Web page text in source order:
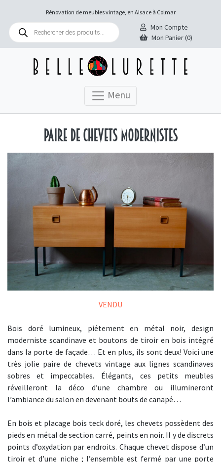
Rénovation de meubles vintage, en Alsace à Colmar
Recherche
produits
Mon Compte
Mon Panier (0)
Menu
Paire de chevets modernistes
VENDU
Bois doré lumineux, piétement en métal noir, design
moderniste scandinave et boutons de tiroir en bois intégré
dans la porte de façade… Et en plus, ils sont deux! Voici une
très jolie paire de chevets vintage aux lignes scandinaves
sobres et impeccables. Élégants, ces petits meubles
réveilleront la déco d’une chambre ou illumineront
l’ambiance du salon en devenant bouts de canapé…
En bois et placage bois teck doré, les chevets possèdent des
pieds en métal de section carré, peints en noir. Il y de discrets
points d’oxydation par endroits. Chaque chevet dispose d’un
tiroir et d’une niche ; l’ensemble est fermé par une porte